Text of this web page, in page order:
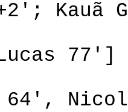
Kauã
1-
77']
3-